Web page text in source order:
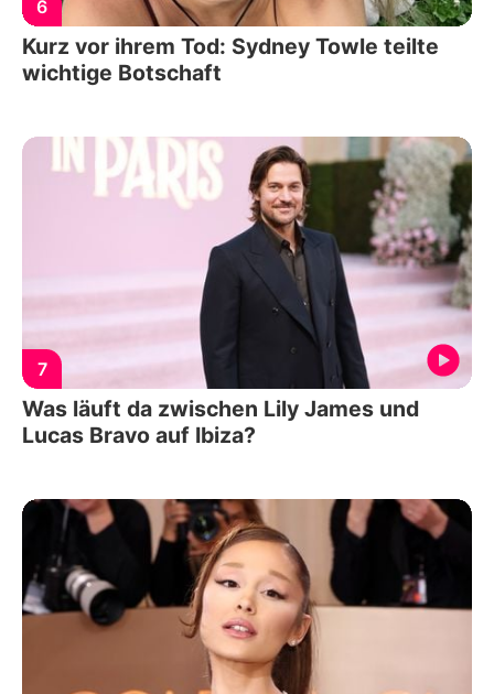
6
Kurz vor ihrem Tod: Sydney Towle teilte
wichtige Botschaft
7
Was läuft da zwischen Lily James und
Lucas Bravo auf Ibiza?